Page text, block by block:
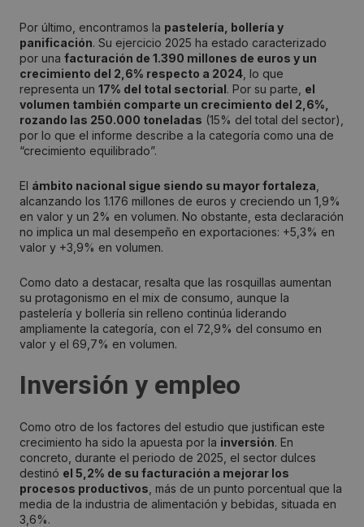
Por último, encontramos la pastelería, bollería y
panificación. Su ejercicio 2025 ha estado caracterizado
por una facturación de 1.390 millones de euros y un
crecimiento del 2,6% respecto a 2024 , lo que
representa un 17% del total sectorial. Por su parte, el
volumen también comparte un crecimiento del 2,6%,
rozando las 250.000 toneladas (15% del total del sector),
por lo que el informe describe a la categoría como una de
“crecimiento equilibrado”.
El ámbito nacional sigue siendo su mayor fortaleza
alcanzando los 1.176 millones de euros y creciendo un 1,9%
en valor y un 2% en volumen. No obstante, esta declaración
no implica un mal desempeño en exportaciones: +5,3% en
valor y +3,9% en volumen.
Como dato a destacar, resalta que las rosquillas aumentan
su protagonismo en el mix de consumo, aunque la
pastelería y bollería sin relleno continúa liderando
ampliamente la categoría, con el 72,9% del consumo en
valor y el 69,7% en volumen.
Inversión y empleo
Como otro de los factores del estudio que justifican este
crecimiento ha sido la apuesta por la inversión. En
concreto, durante el periodo de 2025, el sector dulces
destinó el 5,2% de su facturación a mejorar los
procesos productivos , más de un punto porcentual que la
media de la industria de alimentación y bebidas, situada en
3,6%.